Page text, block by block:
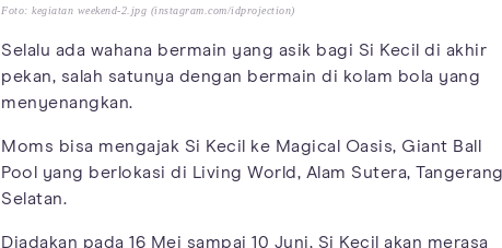
Foto: kegiatan weekend-2.jpg (instagram.com/idprojection)
Selalu ada wahana bermain yang asik bagi Si Kecil di akhir
pekan, salah satunya dengan bermain di kolam bola yang
menyenangkan.
Moms bisa mengajak Si Kecil ke Magical Oasis, Giant Ball
Pool yang berlokasi di Living World, Alam Sutera,
Selatan.
Diadakan pada 16 Mei sampai 10 Juni, Si Kecil akan merasa